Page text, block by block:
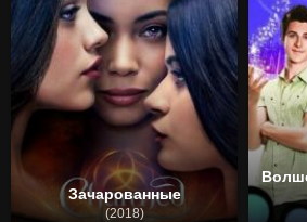
Зачарованные
(2018)